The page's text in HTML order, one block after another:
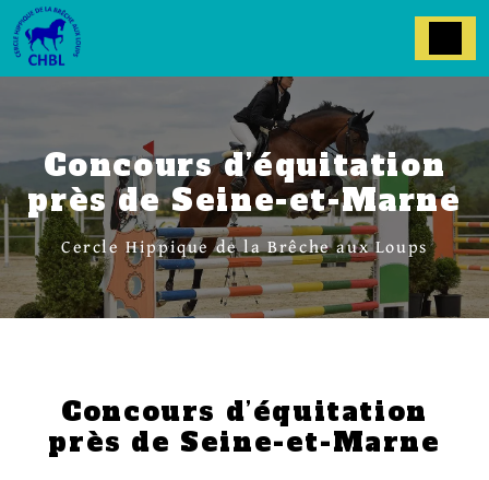
Concours d’équitation
près de Seine-et-Marne
Cercle Hippique de la Brêche aux Loups
Concours d’équitation
près de Seine-et-Marne
Panneau de gestion des cookies